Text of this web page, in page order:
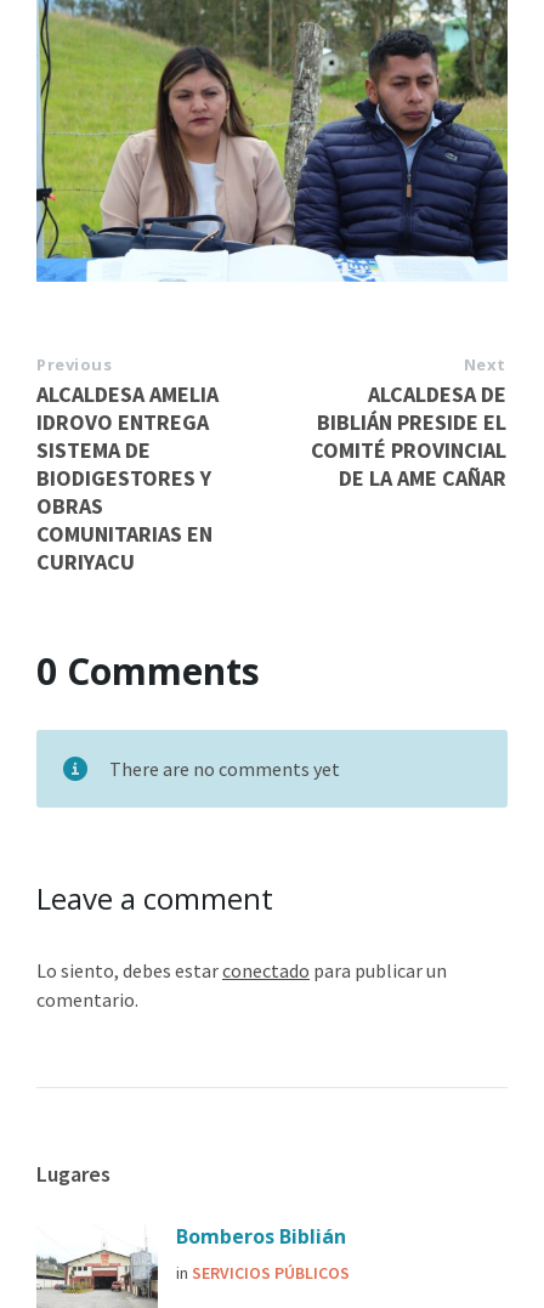
Previous
ALCALDESA AMELIA
IDROVO ENTREGA
SISTEMA DE
BIODIGESTORES Y
OBRAS
COMUNITARIAS EN
CURIYACU
Next
ALCALDESA DE
BIBLIÁN PRESIDE EL
COMITÉ PROVINCIAL
DE LA AME CAÑAR
0 Comments
There are no comments yet
Leave a comment
Lo siento, debes estarconectado para publicar un
comentario.
Lugares
Bomberos Biblián
in SERVICIOS PÚBLICOS